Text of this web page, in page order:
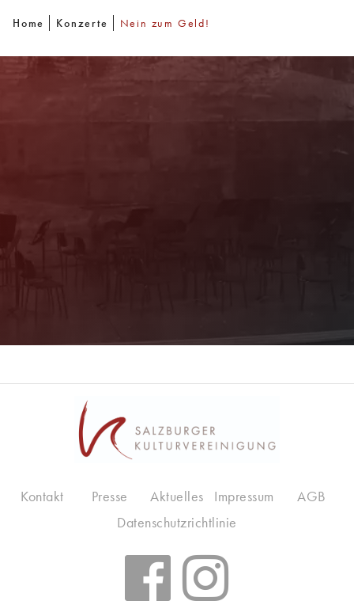
Home Konzerte Nein zum Geld!
Kontakt Presse Aktuelles Impressum
AGB
Datenschutzrichtlinie